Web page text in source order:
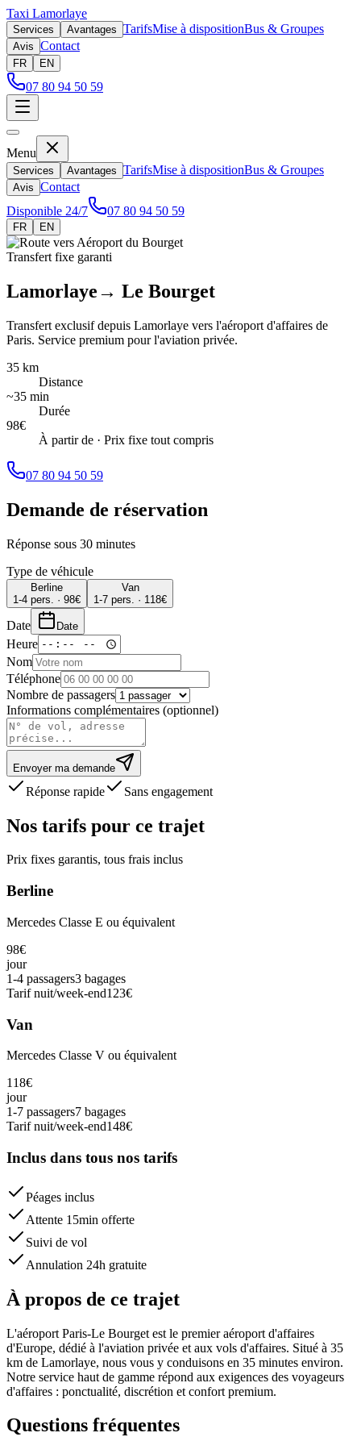
Taxi Lamorlaye
Services Avantages TarifsMise à dispositionBus & Groupes
Avis Contact
FR EN
07 80 94 50 59
Menu
Services Avantages TarifsMise à dispositionBus & Groupes
Avis Contact
Disponible 24/7
07 80 94 50 59
FR EN
Transfert fixe garanti
Lamorlaye→ Le Bourget
Transfert exclusif depuis Lamorlaye vers l'aéroport d'affaires de
Paris. Service premium pour l'aviation privée.
35 km
Distance
~35 min
Durée
98€
À partir de · Prix fixe tout compris
07 80 94 50 59
Demande de réservation
Réponse sous 30 minutes
Type de véhicule
Berline
1-4 pers.
· 98€
Van
1-7 pers.
· 118€
Date Date
Heure
Nom
Téléphone
Nombre de passagers
Informations complémentaires (optionnel)
Envoyer ma demande
Réponse rapide Sans engagement
Nos tarifs pour ce trajet
Prix fixes garantis, tous frais inclus
Berline
Mercedes Classe E ou équivalent
98€
jour
1-4 passagers3 bagages
Tarif nuit/week-end123€
Van
Mercedes Classe V ou équivalent
118€
jour
1-7 passagers7 bagages
Tarif nuit/week-end148€
Inclus dans tous nos tarifs
Péages inclus
Attente 15min offerte
Suivi de vol
Annulation 24h gratuite
À propos de ce trajet
L'aéroport Paris-Le Bourget est le premier aéroport d'affaires
d'Europe, dédié à l'aviation privée et aux vols d'affaires. Situé à 35
km de Lamorlaye, nous vous y conduisons en 35 minutes environ.
Notre service haut de gamme répond aux exigences des voyageurs
d'affaires : ponctualité, discrétion et confort premium.
Questions fréquentes